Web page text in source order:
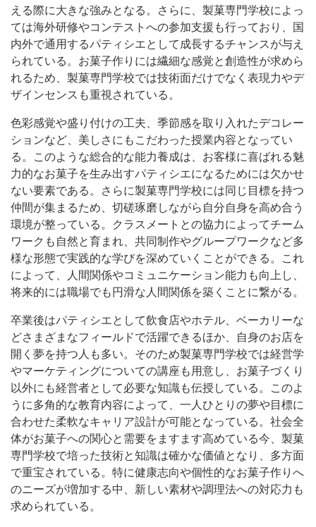
える際に大きな強みとなる。さらに、製菓専門学校によっ
ては海外研修やコンテストへの参加支援も行っており、国
内外で通用するパティシエとして成長するチャンスが与え
られている。お菓子作りには繊細な感覚と創造性が求めら
れるため、製菓専門学校では技術面だけでなく表現力やデ
ザインセンスも重視されている。
色彩感覚や盛り付けの工夫、季節感を取り入れたデコレー
ションなど、美しさにもこだわった授業内容となってい
る。このような総合的な能力養成は、お客様に喜ばれる魅
力的なお菓子を生み出すパティシエになるためには欠かせ
ない要素である。さらに製菓専門学校には同じ目標を持つ
仲間が集まるため、切磋琢磨しながら自分自身を高め合う
環境が整っている。クラスメートとの協力によってチーム
ワークも自然と育まれ、共同制作やグループワークなど多
様な形態で実践的な学びを深めていくことができる。これ
によって、人間関係やコミュニケーション能力も向上し、
将来的には職場でも円滑な人間関係を築くことに繋がる。
卒業後はパティシエとして飲食店やホテル、ベーカリーな
どさまざまなフィールドで活躍できるほか、自身のお店を
開く夢を持つ人も多い。そのため製菓専門学校では経営学
やマーケティングについての講座も用意し、お菓子づくり
以外にも経営者として必要な知識も伝授している。このよ
うに多角的な教育内容によって、一人ひとりの夢や目標に
合わせた柔軟なキャリア設計が可能となっている。社会全
体がお菓子への関心と需要をますます高めている今、製菓
専門学校で培った技術と知識は確かな価値となり、多方面
で重宝されている。特に健康志向や個性的なお菓子作りへ
のニーズが増加する中、新しい素材や調理法への対応力も
求められている。